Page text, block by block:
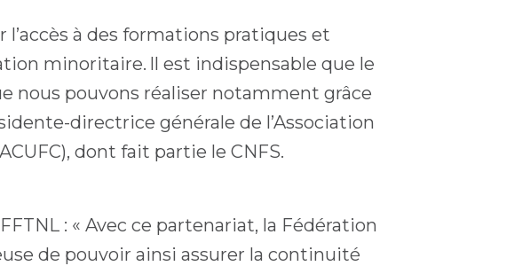
à des formations pratiques et
minoritaire. Il est indispensable que le
nous pouvons réaliser notamment grâce
directrice générale de l’Association
dont fait partie le CNFS.
: « Avec ce partenariat, la Fédération
de pouvoir ainsi assurer la continuité